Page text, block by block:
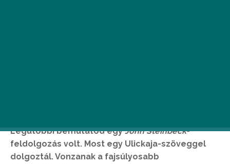
Legutóbbi bemutatód egyJohn Steinbeck-
feldolgozás volt. Most egy Ulickaja-szöveggel
dolgoztál. Vonzanak a fajsúlyosabb